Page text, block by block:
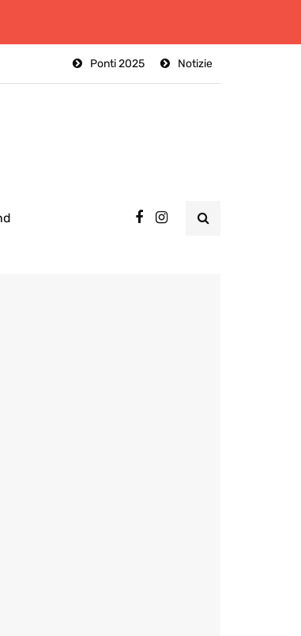
Notizie
Ponti 2025